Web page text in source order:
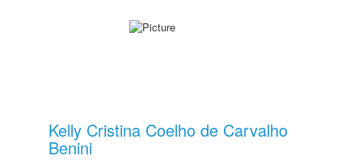
Kelly Cristina Coelho de Carvalho
Benini